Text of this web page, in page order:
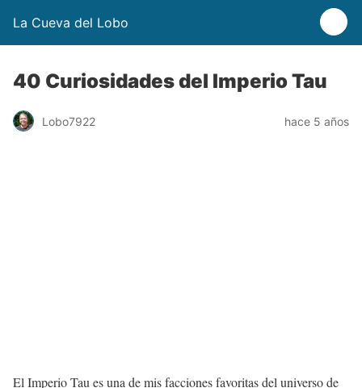
La Cueva del Lobo
40 Curiosidades del Imperio Tau
Lobo7922 hace 5 años
El Imperio Tau es una de mis facciones favoritas del universo de